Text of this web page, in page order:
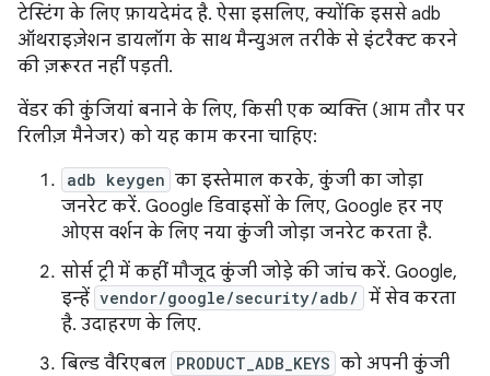
टेस्टिंग के लिए फ़ायदेमंद है. ऐसा इसलिए, क्योंकि इससे adb
ऑथराइज़ेशन डायलॉग के साथ मैन्युअल तरीके से इंटरैक्ट करने
की ज़रूरत नहीं पड़ती.
वेंडर की कुंजियां बनाने के लिए, किसी एक व्यक्ति (आम तौर पर
रिलीज़ मैनेजर) को यह काम करना चाहिए:
adb keygen का इस्तेमाल करके, कुंजी का जोड़ा
जनरेट करें. Google डिवाइसों के लिए, Google हर नए
ओएस वर्शन के लिए नया कुंजी जोड़ा जनरेट करता है.
सोर्स ट्री में कहीं मौजूद कुंजी जोड़े की जांच करें. Google,
इन्हें vendor/google/security/adb/ में सेव करता
है. उदाहरण के लिए.
बिल्ड वैरिएबल PRODUCT_ADB_KEYS को अपनी कुंजी